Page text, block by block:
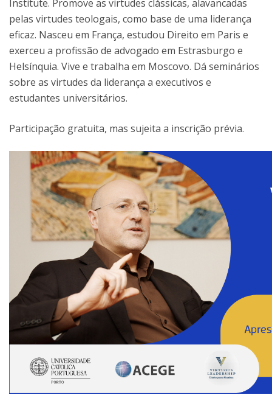
Institute. Promove as virtudes clássicas, alavancadas
pelas virtudes teologais, como base de uma liderança
eficaz. Nasceu em França, estudou Direito em Paris e
exerceu a profissão de advogado em Estrasburgo e
Helsínquia. Vive e trabalha em Moscovo. Dá seminários
sobre as virtudes da liderança a executivos e
estudantes universitários.
Participação gratuita, mas sujeita a inscrição prévia.